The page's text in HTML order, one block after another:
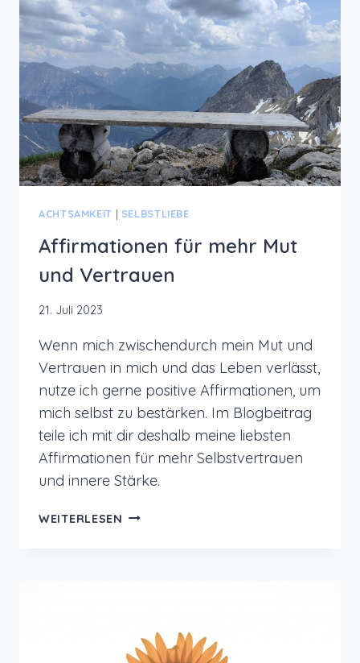
ACHTSAMKEIT | SELBSTLIEBE
Affirmationen für mehr Mut
und Vertrauen
21. Juli 2023
Wenn mich zwischendurch mein Mut und
Vertrauen in mich und das Leben verlässt,
nutze ich gerne positive Affirmationen, um
mich selbst zu bestärken. Im Blogbeitrag
teile ich mit dir deshalb meine liebsten
Affirmationen für mehr Selbstvertrauen
und innere Stärke.
WEITERLESEN AFFIRMATIONEN